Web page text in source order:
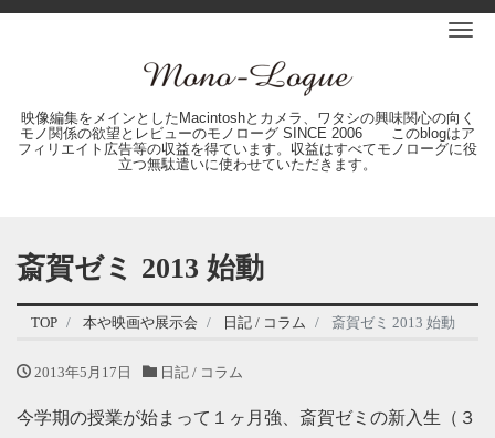
映像編集をメインとしたMacintoshとカメラ、ワタシの興味関心の向く
モノ関係の欲望とレビューのモノローグ SINCE 2006 このblogはア
フィリエイト広告等の収益を得ています。収益はすべてモノローグに役
立つ無駄遣いに使わせていただきます。
斎賀ゼミ 2013 始動
TOP 本や映画や展示会 日記 / コラム 斎賀ゼミ 2013 始動
2013年5月17日 日記 / コラム
今学期の授業が始まって１ヶ月強、斎賀ゼミの新入生（３